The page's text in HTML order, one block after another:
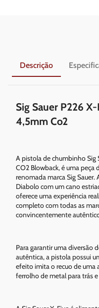
Descrição
Sig Sauer P226
4,5mm Co2
A pistola de chumbinho Sig
CO2 Blowback, é uma peça
renomada marca Sig
Diabolo com um cano
oferece uma experiência
completo com todas as
convincentemente
Para garantir uma diversão
autêntica, a pistola possui
efeito imita o recuo de uma
ferrolho de metal para trás